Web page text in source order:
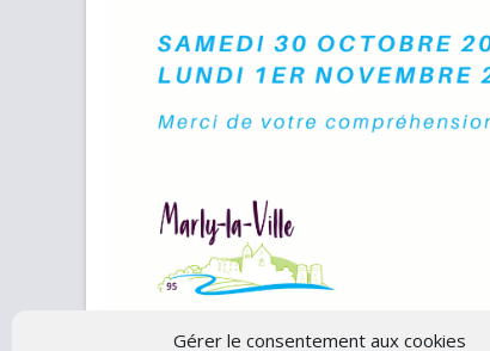
Gérer le consentement aux cookies